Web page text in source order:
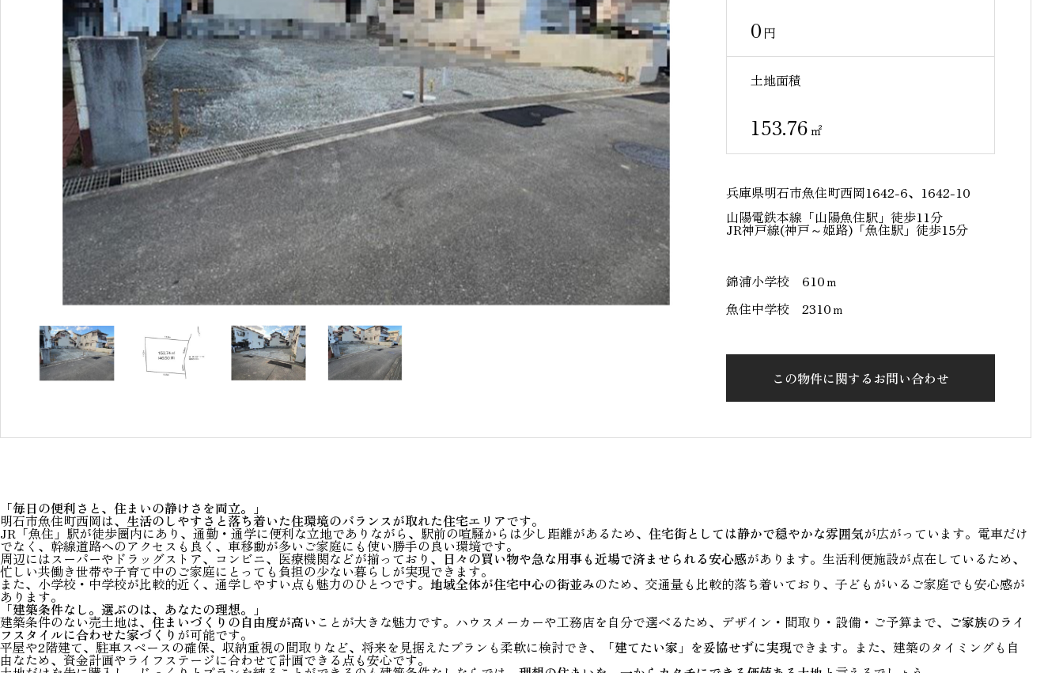
0 円
土地面積
153.76㎡
兵庫県明石市魚住町西岡1642-6、1642-10
山陽電鉄本線「山陽魚住駅」徒歩11分
JR神戸線(神戸～姫路)「魚住駅」徒歩15分
錦浦小学校 610ｍ
魚住中学校 2310ｍ
この物件に関するお問い合わせ
「毎日の便利さと、住まいの静けさを両立。」
明石市魚住町西岡は、生活のしやすさと落ち着いた住環境のバランスが取れた住宅エリアです。
JR「魚住」駅が徒歩圏内にあり、通勤・通学に便利な立地でありながら、駅前の喧騒からは少し距離があるため、 住宅街としては静かで穏やかな雰囲気が広がっています。電車だけ
でなく、幹線道路へのアクセスも良く、車移動が多いご家庭にも使い勝手の良い環境です。
周辺にはスーパーやドラッグストア、コンビニ、医療機関などが揃っており、 日々の買い物や急な用事も近場で済ませられる安心感があります。生活利便施設が点在しているため、
忙しい共働き世帯や子育て中のご家庭にとっても負担の少ない暮らしが実現できます。
また、小学校・中学校が比較的近く、通学しやすい点も魅力のひとつです。地域全体が住宅中心の街並みのため、交通量も比較的落ち着いており、子どもがいるご家庭でも安心感が
あります。
「建築条件なし。選ぶのは、あなたの理想。」
建築条件のない売土地は、 住まいづくりの自由度が高い ことが大きな魅力です。ハウスメーカーや工務店を自分で選べるため、デザイン・間取り・設備・ご予算まで、 ご家族のライ
フスタイルに合わせた家づくり が可能です。
平屋や2階建て、駐車スペースの確保、収納重視の間取りなど、将来を見据えたプランも柔軟に検討でき、 「建てたい家」を妥協せずに実現できます。また、建築のタイミングも自
由なため、資金計画やライフステージに合わせて計画できる点も安心です。